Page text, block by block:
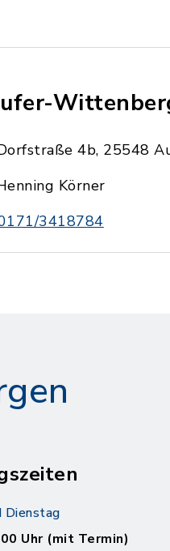
4b, 25548
Körner
3418784
Dienstag
Uhr (mit Termin)